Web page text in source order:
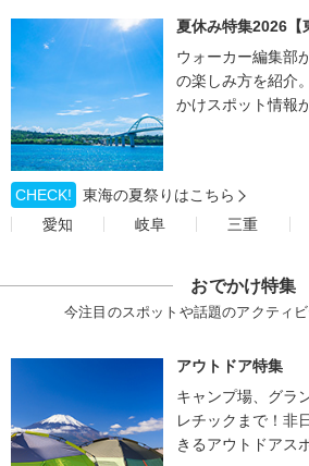
夏休み特集2026【
ウォーカー編集部
の楽しみ方を紹介
かけスポット情報
CHECK!
東海の夏祭りはこちら
愛知
岐阜 三重
おでかけ特集
今注目のスポットや話題のアクティ
アウトドア特集
キャンプ場、グラ
レチックまで！非
きるアウトドアス